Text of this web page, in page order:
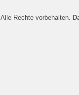
Alle Rechte vorbehalten.